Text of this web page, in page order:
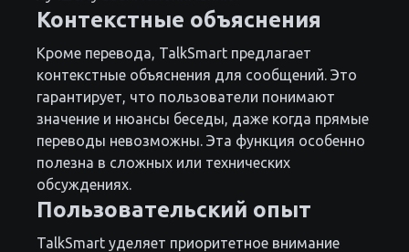
Контекстные объяснения
Кроме перевода, TalkSmart предлагает
контекстные объяснения для сообщений. Это
гарантирует, что пользователи понимают
значение и нюансы беседы, даже когда прямые
переводы невозможны. Эта функция особенно
полезна в сложных или технических
обсуждениях.
Пользовательский опыт
TalkSmart уделяет приоритетное внимание